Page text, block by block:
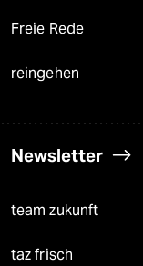
Freie Rede
reingehen
Newsletter
team zukunft
taz frisch